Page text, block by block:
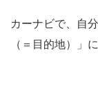
カーナビで、自
（＝目的地）」